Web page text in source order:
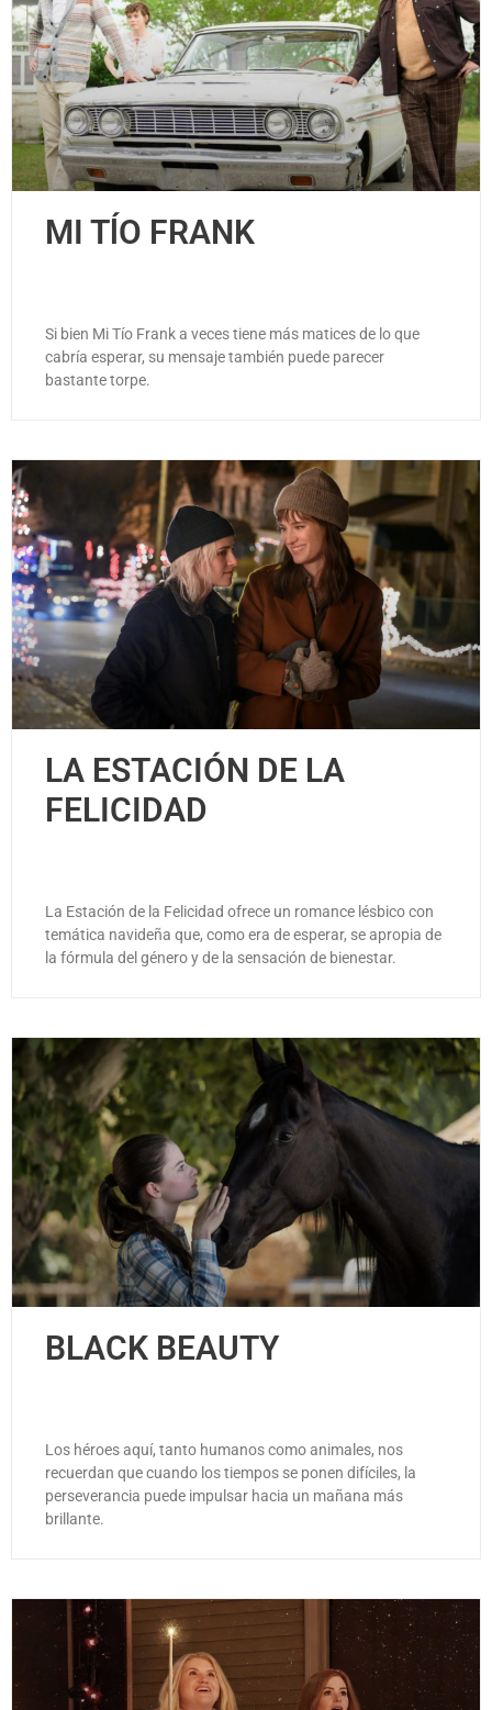
MI TĺO FRANK
Si bien Mi Tío Frank a veces tiene más matices de lo que
cabría esperar, su mensaje también puede parecer
bastante torpe.
LA ESTACIÓN DE LA
FELICIDAD
La Estación de la Felicidad ofrece un romance lésbico con
temática navideña que, como era de esperar, se apropia de
la fórmula del género y de la sensación de bienestar.
BLACK BEAUTY
Los héroes aquí, tanto humanos como animales, nos
recuerdan que cuando los tiempos se ponen difíciles, la
perseverancia puede impulsar hacia un mañana más
brillante.